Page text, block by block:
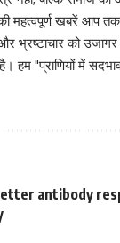
महत्वपूर्ण खबरें आप तक
भ्रष्टाचार को
है। हम "प्राणियों में
antibody